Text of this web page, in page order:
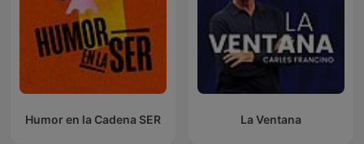
Humor en la Cadena SER La Ventana